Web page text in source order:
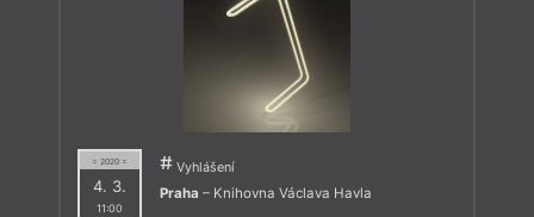
= 2020 =
4. 3.
11:00
Vyhlášení
Praha – Knihovna Václava Havla